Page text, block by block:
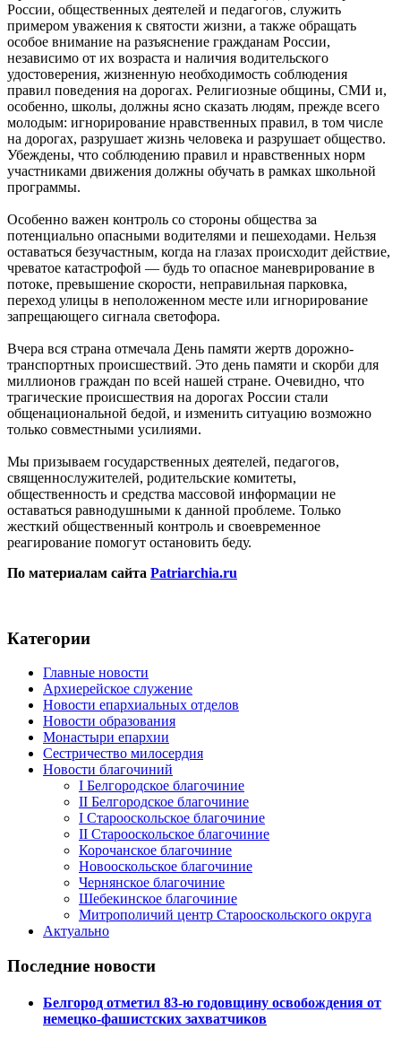
России, общественных деятелей и педагогов, служить
примером уважения к святости жизни, а также обращать
особое внимание на разъяснение гражданам России,
независимо от их возраста и наличия водительского
удостоверения, жизненную необходимость соблюдения
правил поведения на дорогах. Религиозные общины, СМИ и,
особенно, школы, должны ясно сказать людям, прежде всего
молодым: игнорирование нравственных правил, в том числе
на дорогах, разрушает жизнь человека и разрушает общество.
Убеждены, что соблюдению правил и нравственных норм
участниками движения должны обучать в рамках школьной
программы.
Особенно важен контроль со стороны общества за
потенциально опасными водителями и пешеходами. Нельзя
оставаться безучастным, когда на глазах происходит действие,
чреватое катастрофой — будь то опасное маневрирование в
потоке, превышение скорости, неправильная парковка,
переход улицы в неположенном месте или игнорирование
запрещающего сигнала светофора.
Вчера вся страна отмечала День памяти жертв дорожно-
транспортных происшествий. Это день памяти и скорби для
миллионов граждан по всей нашей стране. Очевидно, что
трагические происшествия на дорогах России стали
общенациональной бедой, и изменить ситуацию возможно
только совместными усилиями.
Мы призываем государственных деятелей, педагогов,
священнослужителей, родительские комитеты,
общественность и средства массовой информации не
оставаться равнодушными к данной проблеме. Только
жесткий общественный контроль и своевременное
реагирование помогут остановить беду.
По материалам сайта Patriarchia.ru
Категории
Главные новости
Архиерейское служение
Новости епархиальных отделов
Новости образования
Монастыри епархии
Сестричество милосердия
Новости благочиний
I Белгородское благочиние
II Белгородское благочиние
I Старооскольское благочиние
II Старооскольское благочиние
Корочанское благочиние
Новооскольское благочиние
Чернянское благочиние
Шебекинское благочиние
Митрополичий центр Старооскольского округа
Актуально
Последние новости
Белгород отметил 83-ю годовщину освобождения от
немецко-фашистских захватчиков